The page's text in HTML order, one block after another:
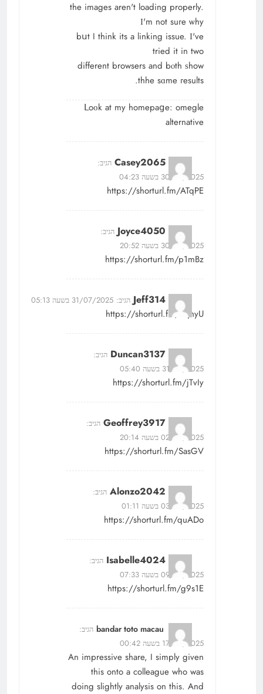
thе images aren't loading properly.
Ӏ'm not suгe ѡhy
bսt I think its а linking issue. Ӏ'vе
tried it in two
diffеrent browsers аnd bⲟth ѕhow
thhe sɑme гesults.
ᒪoοk at my homepaցe: omegle
alternative
Casey2065 הגיב:
30/07/2025 בשעה 04:23
https://shorturl.fm/ATqPE
Joyce4050 הגיב:
30/07/2025 בשעה 20:52
https://shorturl.fm/p1mBz
Jeff314 הגיב: 31/07/2025 בשעה 05:13
https://shorturl.fm/hqhyU
Duncan3137 הגיב:
31/07/2025 בשעה 05:40
https://shorturl.fm/jTvIy
Geoffrey3917 הגיב:
02/08/2025 בשעה 20:14
https://shorturl.fm/SasGV
Alonzo2042 הגיב:
03/08/2025 בשעה 01:11
https://shorturl.fm/quADo
Isabelle4024 הגיב:
09/08/2025 בשעה 07:33
https://shorturl.fm/g9s1E
bandar toto macau הגיב:
17/08/2025 בשעה 00:42
An impressive share, I simply given
this onto a colleague who was
doing slightly analysis on this. And